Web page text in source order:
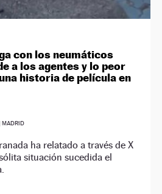
con los neumáticos
a los agentes y lo peor
historia de película en
ha relatado a través de X
situación sucedida el